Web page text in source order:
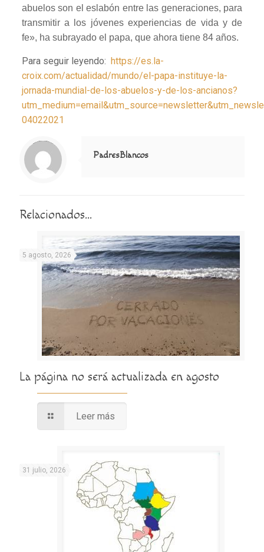
abuelos son el eslabón entre las generaciones, para
transmitir a los jóvenes experiencias de vida y de
fe», ha subrayado el papa, que ahora tiene 84 años.
Para seguir leyendo: https://es.la-
croix.com/actualidad/mundo/el-papa-instituye-la-
jornada-mundial-de-los-abuelos-y-de-los-ancianos?
04022021
Notice
: Trying to access array offset on value of type null in
/home/misioner/public_html/padresblancos/themes/betheme/includes/content-single.php
on line
286
PadresBlancos
Relacionados...
5 agosto, 2026
La página no será actualizada en agosto
Leer más
31 julio, 2026